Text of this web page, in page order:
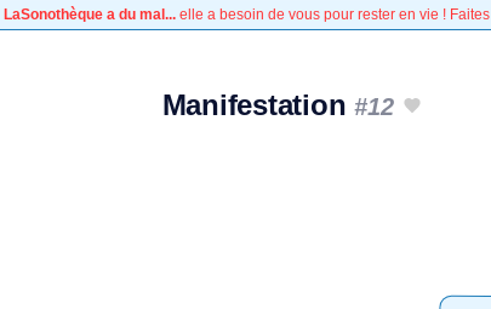
LaSonothèque a du mal... elle a besoin de vous pour rester en vie ! Faites
Manifestation#12